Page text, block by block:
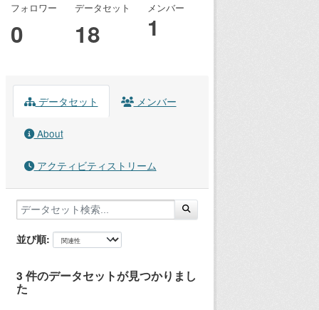
フォロワー
0
データセット
18
メンバー
1
データセット メンバー
About
アクティビティストリーム
並び順
3 件のデータセットが見つかりまし
た